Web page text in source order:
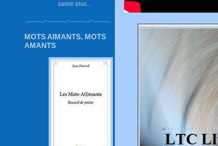
savoir plus...
MOTS AIMANTS, MOTS
AMANTS